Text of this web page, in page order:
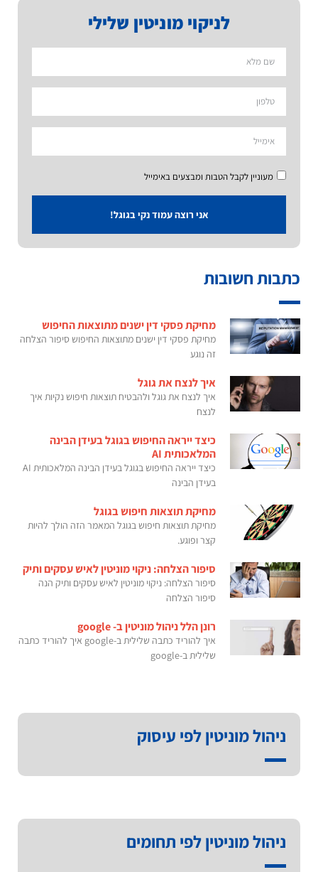
לניקוי מוניטין שלילי
מעוניין לקבל הטבות ומבצעים באימייל
אני רוצה עמוד נקי בגוגל!
כתבות חשובות
מחיקת פסקי דין ישנים מתוצאות החיפוש
מחיקת פסקי דין ישנים מתוצאות החיפוש סיפור הצלחה
זה נוגע
איך לנצח את גוגל
איך לנצח את גוגל ולהבטיח תוצאות חיפוש נקיות איך
לנצח
כיצד ייראה החיפוש בגוגל בעידן הבינה
המלאכותית AI
כיצד ייראה החיפוש בגוגל בעידן הבינה המלאכותית AI
בעידן הבינה
מחיקת תוצאות חיפוש בגוגל
מחיקת תוצאות חיפוש בגוגל המאמר הזה הולך להיות
קצר ופוגע.
סיפור הצלחה: ניקוי מוניטין לאיש עסקים ותיק
סיפור הצלחה: ניקוי מוניטין לאיש עסקים ותיק הנה
סיפור הצלחה
רונן הלל ניהול מוניטין ב- google
איך להוריד כתבה שלילית ב-google איך להוריד כתבה
שלילית ב-google
ניהול מוניטין לפי עיסוק
ניהול מוניטין לפי תחומים